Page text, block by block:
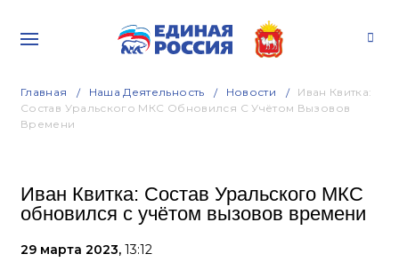
Главная Наша Деятельность Новости
Иван Квитка:
Состав Уральского МКС Обновился С Учётом Вызовов
Времени
Иван Квитка: Состав Уральского МКС
обновился с учётом вызовов времени
29 марта 2023, 13:12